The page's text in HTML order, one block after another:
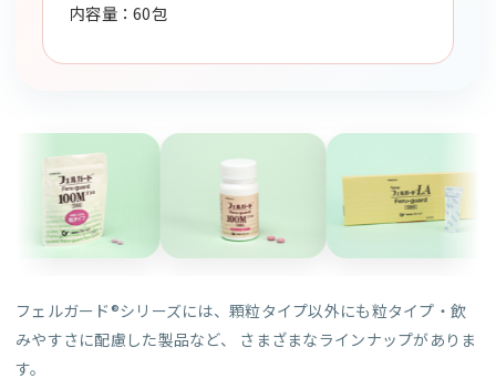
内容量：60包
フェルガード®シリーズには、顆粒タイプ以外にも粒タイプ・飲
みやすさに配慮した製品など、 さまざまなラインナップがありま
す。